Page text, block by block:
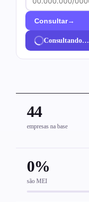
Consultar→
Consultando…
44
empresas na base
0%
são MEI